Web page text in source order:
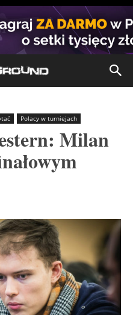
Polacy w turniejach
Milan